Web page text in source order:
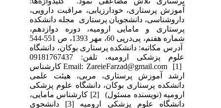
آموزش پرستاری، خودارزیابی، مراقبت دارویی،
داروشناسی، دانشجویان پرستاری مجله دانشکده
پرستاری و مامایی ارومیه، دوره دوازدهم،
شماره هفتم، پی‌درپی 60، مهر 1393، ص 551-544
آدرس مکاتبه: دانشکده پرستاری بوکان، دانشگاه
علوم پزشکی ارومیه، تلفن: 09181767437
Email: ZareieFarzad@gmail.com [1] کارشناس
ارشد آموزش پرستاری، مربی، هیئت علمی
دانشکده پرستاری بوکان، دانشگاه علوم پزشکی
ارومیه (نویسنده مسئول) [2] کارشناس مامایی،
دانشگاه علوم پزشکی ارومیه [3] دانشجوی